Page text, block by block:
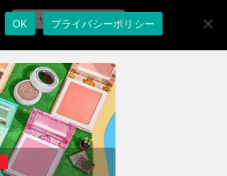
OK プライバシーポリシー